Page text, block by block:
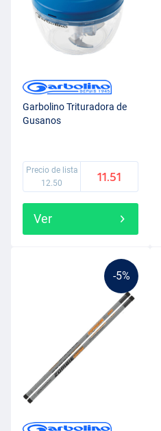
Garbolino Trituradora de
Gusanos
Precio de lista
12.50
11.51
Ver
-5%